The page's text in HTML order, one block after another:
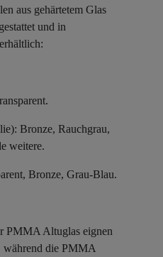
aus gehärtetem Glas
und in
Bronze, Rauchgrau,
weitere.
Bronze, Grau-Blau.
PMMA Altuglas eignen
während die PMMA